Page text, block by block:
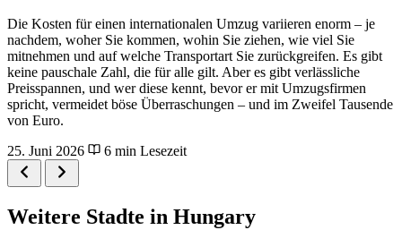
Die Kosten für einen internationalen Umzug variieren enorm – je
nachdem, woher Sie kommen, wohin Sie ziehen, wie viel Sie
mitnehmen und auf welche Transportart Sie zurückgreifen. Es gibt
keine pauschale Zahl, die für alle gilt. Aber es gibt verlässliche
Preisspannen, und wer diese kennt, bevor er mit Umzugsfirmen
spricht, vermeidet böse Überraschungen – und im Zweifel Tausende
von Euro.
25. Juni 2026
6 min Lesezeit
Weitere Stadte in Hungary